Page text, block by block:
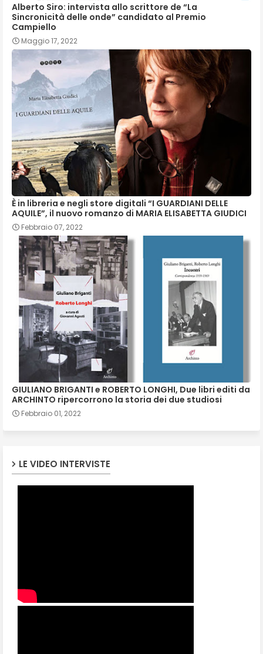
Alberto Siro: intervista allo scrittore de “La
Sincronicità delle onde” candidato al Premio
Campiello
Maggio 17, 2022
È in libreria e negli store digitali “I GUARDIANI DELLE
AQUILE”, il nuovo romanzo di MARIA ELISABETTA GIUDICI
Febbraio 07, 2022
GIULIANO BRIGANTI e ROBERTO LONGHI, Due libri editi da
ARCHINTO ripercorrono la storia dei due studiosi
Febbraio 01, 2022
LE VIDEO INTERVISTE